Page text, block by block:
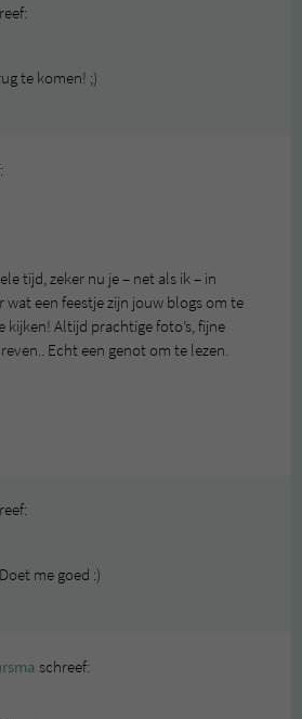
te komen! ;)
tijd, zeker nu je – net als ik – in
een feestje zijn jouw blogs om te
kijken! Altijd prachtige foto’s, fijne
Echt een genot om te lezen.
me goed :)
schreef: